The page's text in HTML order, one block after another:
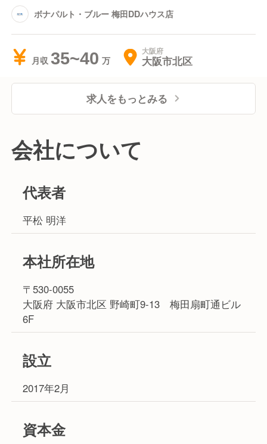
ボナパルト・ブルー 梅田DDハウス店
月収 35~40 大阪府
大阪市北区
求人をもっとみる
会社について
代表者
平松 明洋
本社所在地
〒530-0055
大阪府 大阪市北区 野崎町9-13 梅田扇町通ビル
6F
設立
2017年2月
資本金